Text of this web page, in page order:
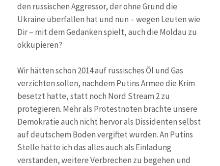
den russischen Aggressor, der ohne Grund die
Ukraine überfallen hat und nun – wegen Leuten wie
Dir – mit dem Gedanken spielt, auch die Moldau zu
okkupieren?
Wir hätten schon 2014 auf russisches Öl und Gas
verzichten sollen, nachdem Putins Armee die Krim
besetzt hatte, statt noch Nord Stream 2 zu
protegieren. Mehr als Protestnoten brachte unsere
Demokratie auch nicht hervor als Dissidenten selbst
auf deutschem Boden vergiftet wurden. An Putins
Stelle hätte ich das alles auch als Einladung
verstanden, weitere Verbrechen zu begehen und